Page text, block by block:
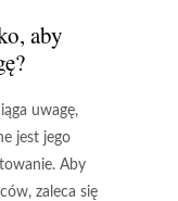
aby
uwagę,
jest jego
Aby
zaleca się